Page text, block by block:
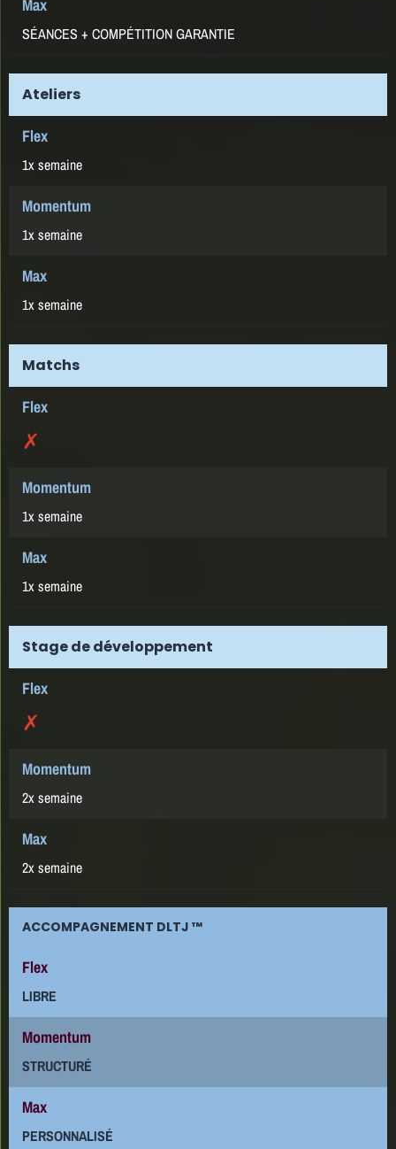
SÉANCES + COMPÉTITION GARANTIE
Ateliers
1x semaine
1x semaine
1x semaine
Matchs
✗
1x semaine
1x semaine
Stage de développement
✗
2x semaine
2x semaine
ACCOMPAGNEMENT DLTJ ™
LIBRE
STRUCTURÉ
PERSONNALISÉ